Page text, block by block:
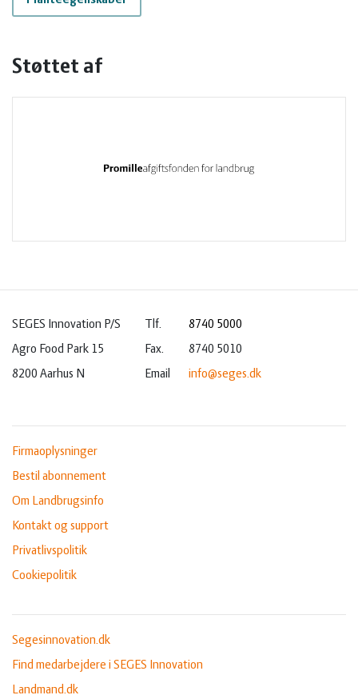
Støttet af
SEGES Innovation P/S
Agro Food Park 15
8200 Aarhus N
Tlf.
8740 5000
Fax.
8740 5010
Email
info@seges.dk
Firmaoplysninger
Bestil abonnement
Om Landbrugsinfo
Kontakt og support
Privatlivspolitik
Cookiepolitik
Segesinnovation.dk
Find medarbejdere i SEGES Innovation
Landmand.dk